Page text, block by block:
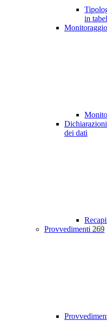
in
dei dati
Provvedimenti 269